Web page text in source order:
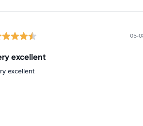
05-
excellent
excellent